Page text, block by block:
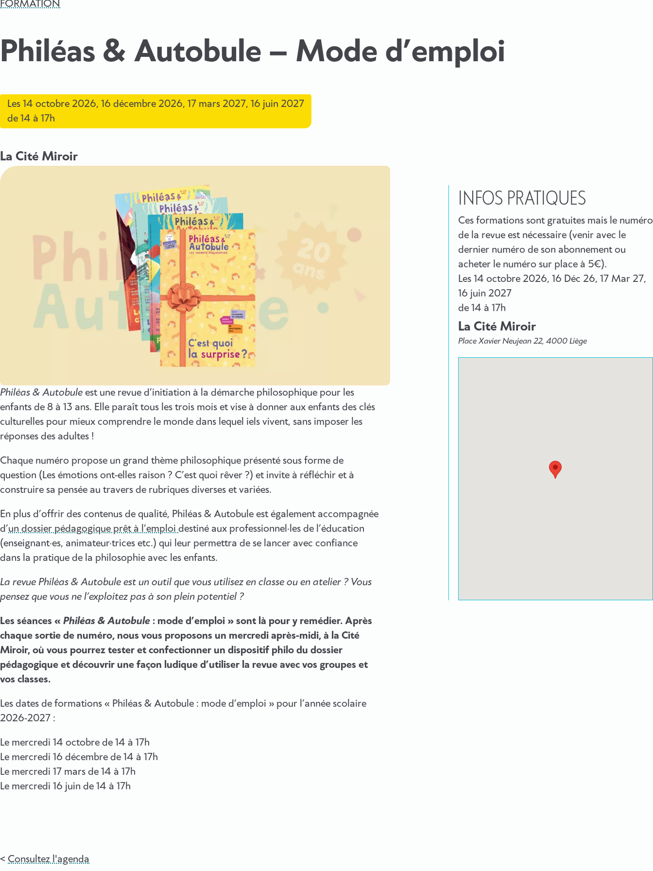
FORMATION
Philéas & Autobule – Mode d’emploi
Les 14 octobre 2026, 16 décembre 2026, 17 mars 2027, 16 juin 2027
de 14 à 17h
La Cité Miroir
Philéas & Autobule est une revue d’initiation à la démarche philosophique pour les
enfants de 8 à 13 ans. Elle paraît tous les trois mois et vise à donner aux enfants des clés
culturelles pour mieux comprendre le monde dans lequel iels vivent, sans imposer les
réponses des adultes !
Chaque numéro propose un grand thème philosophique présenté sous forme de
question (Les émotions ont-elles raison ? C’est quoi rêver ?) et invite à réfléchir et à
construire sa pensée au travers de rubriques diverses et variées.
En plus d’offrir des contenus de qualité, Philéas & Autobule est également accompagnée
d’un dossier pédagogique prêt à l’emploi destiné aux professionnel·les de l’éducation
(enseignant·es, animateur·trices etc.) qui leur permettra de se lancer avec confiance
dans la pratique de la philosophie avec les enfants.
La revue Philéas & Autobule est un outil que vous utilisez en classe ou en atelier ? Vous
pensez que vous ne l’exploitez pas à son plein potentiel ?
Les séances « Philéas & Autobule : mode d’emploi » sont là pour y remédier. Après
chaque sortie de numéro, nous vous proposons un mercredi après-midi, à la Cité
Miroir, où vous pourrez tester et confectionner un dispositif philo du dossier
pédagogique et découvrir une façon ludique d’utiliser la revue avec vos groupes et
vos classes.
Les dates de formations « Philéas & Autobule : mode d’emploi » pour l’année scolaire
2026-2027 :
Le mercredi 14 octobre de 14 à 17h
Le mercredi 16 décembre de 14 à 17h
Le mercredi 17 mars de 14 à 17h
Le mercredi 16 juin de 14 à 17h
INFOS PRATIQUES
Ces formations sont gratuites mais le numéro
de la revue est nécessaire (venir avec le
dernier numéro de son abonnement ou
acheter le numéro sur place à 5€).
Les 14 octobre 2026, 16 Déc 26, 17 Mar 27,
16 juin 2027
de 14 à 17h
La Cité Miroir
Place Xavier Neujean 22, 4000 Liège
Consultez l'agenda